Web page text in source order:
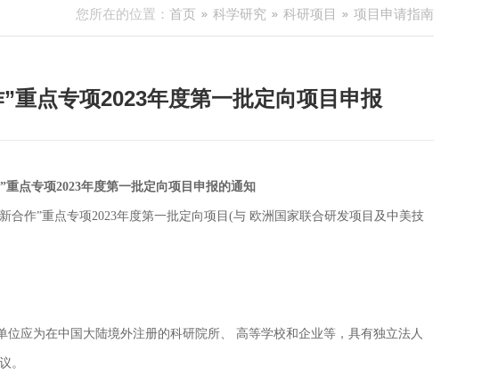
您所在的位置： 首页 科学研究 科研项目 项目申请指南
重点专项2023年度第一批定向项目申报
点专项2023年度第一批定向项目申报的通知
作”重点专项2023年度第一批定向项目(与 欧洲国家联合研发项目及中美技
应为在中国大陆境外注册的科研院所、 高等学校和企业等，具有独立法人
。